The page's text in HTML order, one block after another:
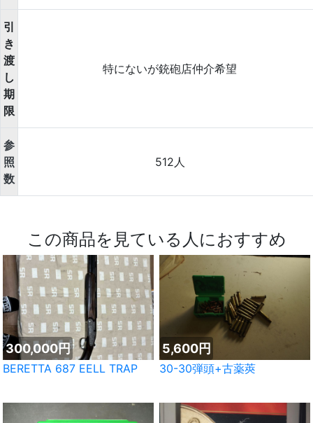
引
き
渡
し
期
限
特にないが銃砲店仲介希望
参
照
数
512人
この商品を見ている人におすすめ
300,000円
BERETTA 687 EELL TRAP
5,600円
30-30弾頭+古薬莢